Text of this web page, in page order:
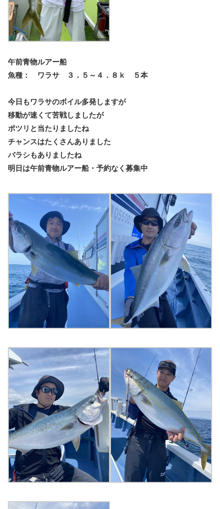
午前青物ルアー船
魚種： ワラサ ３．５～４．８ｋ ５本
今日もワラサのボイル多発しますが
移動が速くて苦戦しましたが
ポツリと当たりましたね
チャンスはたくさんありました
バラシもありましたね
明日は午前青物ルアー船・予約なく募集中